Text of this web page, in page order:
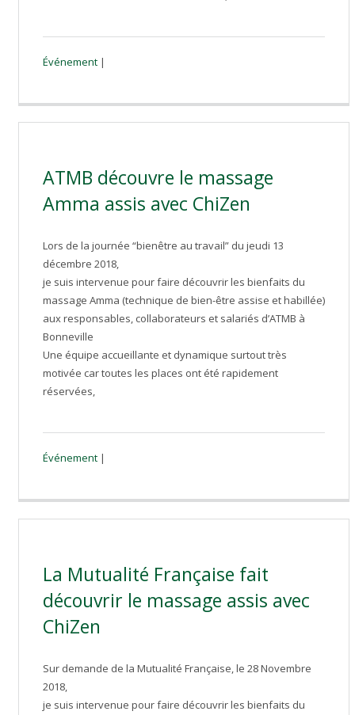
Événement |
ATMB découvre le massage
Amma assis avec ChiZen
Lors de la journée “bienêtre au travail” du jeudi 13
décembre 2018,
je suis intervenue pour faire découvrir les bienfaits du
massage Amma (technique de bien-être assise et habillée)
aux responsables, collaborateurs et salariés d’ATMB à
Bonneville
Une équipe accueillante et dynamique surtout très
motivée car toutes les places ont été rapidement
réservées,
Événement |
La Mutualité Française fait
découvrir le massage assis avec
ChiZen
Sur demande de la Mutualité Française, le 28 Novembre
2018,
je suis intervenue pour faire découvrir les bienfaits du